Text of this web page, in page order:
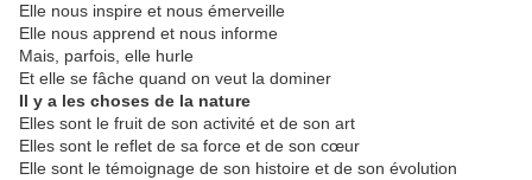
Elle nous inspire et nous émerveille
Elle nous apprend et nous informe
Mais, parfois, elle hurle
Et elle se fâche quand on veut la dominer
Il y a les choses de la nature
Elles sont le fruit de son activité et de son art
Elles sont le reflet de sa force et de son cœur
Elle sont le témoignage de son histoire et de son évolution